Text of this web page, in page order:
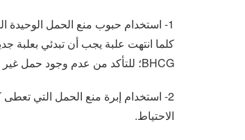
1- استخدام حبوب منع الحمل
كلما انتهت علبة يجب أن تبدئي بعلبة
BHCG؛ للتأكد من عدم وجود حمل غير متوقع.
2- استخدام إبرة منع الحمل التي
الاحتياط.